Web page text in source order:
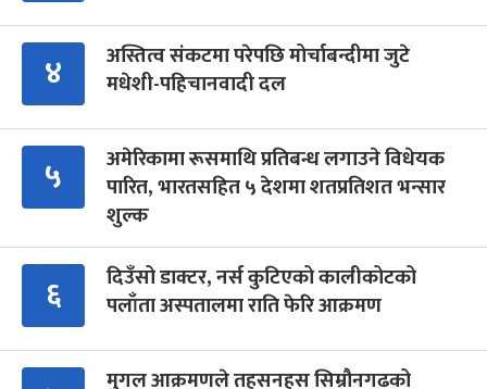
४
अस्तित्व संकटमा परेपछि मोर्चाबन्दीमा जुटे
मधेशी-पहिचानवादी दल
५
अमेरिकामा रूसमाथि प्रतिबन्ध लगाउने विधेयक
पारित, भारतसहित ५ देशमा शतप्रतिशत भन्सार
शुल्क
६
दिउँसो डाक्टर, नर्स कुटिएको कालीकोटको
पलाँता अस्पतालमा राति फेरि आक्रमण
मुगल आक्रमणले तहसनहस सिम्रौनगढको